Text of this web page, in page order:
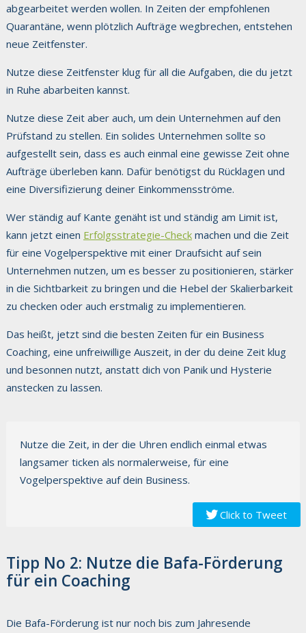
abgearbeitet werden wollen. In Zeiten der empfohlenen
Quarantäne, wenn plötzlich Aufträge wegbrechen, entstehen
neue Zeitfenster.
Nutze diese Zeitfenster klug für all die Aufgaben, die du jetzt
in Ruhe abarbeiten kannst.
Nutze diese Zeit aber auch, um dein Unternehmen auf den
Prüfstand zu stellen. Ein solides Unternehmen sollte so
aufgestellt sein, dass es auch einmal eine gewisse Zeit ohne
Aufträge überleben kann. Dafür benötigst du Rücklagen und
eine Diversifizierung deiner Einkommensströme.
Wer ständig auf Kante genäht ist und ständig am Limit ist,
kann jetzt einen Erfolgsstrategie-Check machen und die Zeit
für eine Vogelperspektive mit einer Draufsicht auf sein
Unternehmen nutzen, um es besser zu positionieren, stärker
in die Sichtbarkeit zu bringen und die Hebel der Skalierbarkeit
zu checken oder auch erstmalig zu implementieren.
Das heißt, jetzt sind die besten Zeiten für ein Business
Coaching, eine unfreiwillige Auszeit, in der du deine Zeit klug
und besonnen nutzt, anstatt dich von Panik und Hysterie
anstecken zu lassen.
Nutze die Zeit, in der die Uhren endlich einmal etwas
langsamer ticken als normalerweise, für eine
Vogelperspektive auf dein Business.
Click to Tweet
Tipp No 2: Nutze die Bafa-Förderung
für ein Coaching
Die Bafa-Förderung ist nur noch bis zum Jahresende